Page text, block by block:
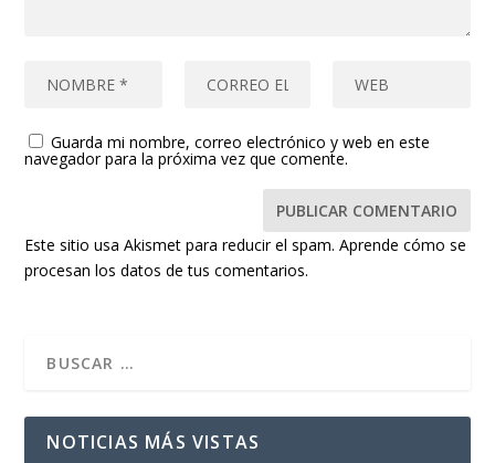
Guarda mi nombre, correo electrónico y web en este
navegador para la próxima vez que comente.
Este sitio usa Akismet para reducir el spam.Aprende cómo se
procesan los datos de tus comentarios.
NOTICIAS MÁS VISTAS